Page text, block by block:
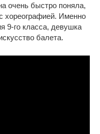
очень быстро поняла,
хореографией. Именно
9-го класса, девушка
балета.